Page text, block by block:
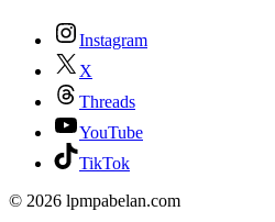
Instagram
X
Threads
YouTube
TikTok
© 2026 lpmpabelan.com